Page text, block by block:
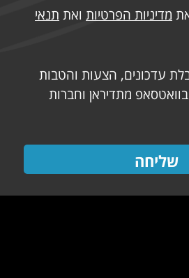
מדיניות הפרטיות ואת תנאי
עדכונים, הצעות והטבות
מתדיראן וחברות
שליחה